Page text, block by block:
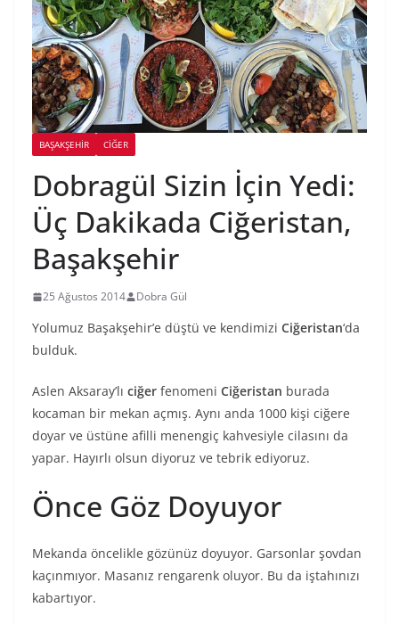
BAŞAKŞEHIR CIĞER
Dobragül Sizin İçin Yedi:
Üç Dakikada Ciğeristan,
Başakşehir
25 Ağustos 2014 Dobra Gül
Yolumuz Başakşehir’e düştü ve kendimizi Ciğeristan‘da
bulduk.
Aslen Aksaray’lı ciğer fenomeni Ciğeristan burada
kocaman bir mekan açmış. Aynı anda 1000 kişi ciğere
doyar ve üstüne afilli menengiç kahvesiyle cilasını da
yapar. Hayırlı olsun diyoruz ve tebrik ediyoruz.
Önce Göz Doyuyor
Mekanda öncelikle gözünüz doyuyor. Garsonlar şovdan
kaçınmıyor. Masanız rengarenk oluyor. Bu da iştahınızı
kabartıyor.